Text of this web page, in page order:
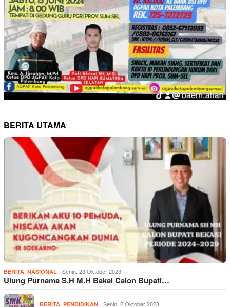
BERITA UTAMA
BERITA, NASIONAL Senin, 23 Oktober 2023
Ulung Purnama S.H M.H Bakal Calon Bupati…
BERITA, PENDIDIKAN Senin, 2 Oktober 2023